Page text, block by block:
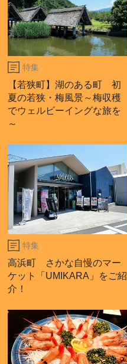
特集
【若狭町】湖のある町 初
夏の若狭・梅風景～梅収穫
でウェルビーイングな旅を
～
特集
高浜町 さかな自慢のマー
ケット「UMIKARA」をご紹
介！